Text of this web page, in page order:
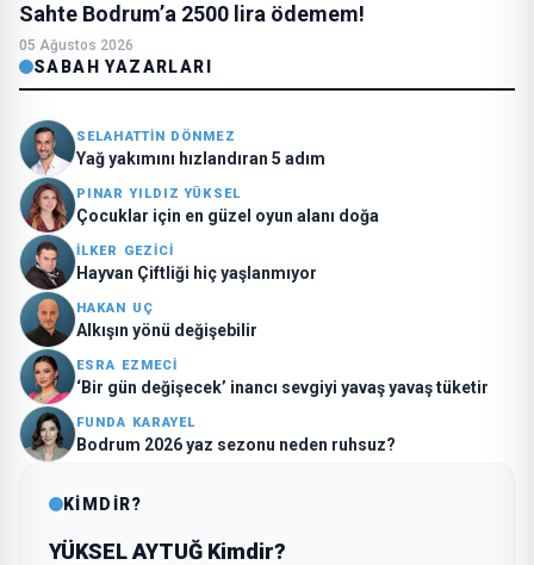
Sahte Bodrum’a 2500 lira ödemem!
05 Ağustos 2026
SABAH YAZARLARI
SELAHATTİN DÖNMEZ
Yağ yakımını hızlandıran 5 adım
PINAR YILDIZ YÜKSEL
Çocuklar için en güzel oyun alanı doğa
İLKER GEZİCİ
Hayvan Çiftliği hiç yaşlanmıyor
HAKAN UÇ
Alkışın yönü değişebilir
ESRA EZMECİ
‘Bir gün değişecek’ inancı sevgiyi yavaş yavaş tüketir
FUNDA KARAYEL
Bodrum 2026 yaz sezonu neden ruhsuz?
KİMDİR?
YÜKSEL AYTUĞ Kimdir?